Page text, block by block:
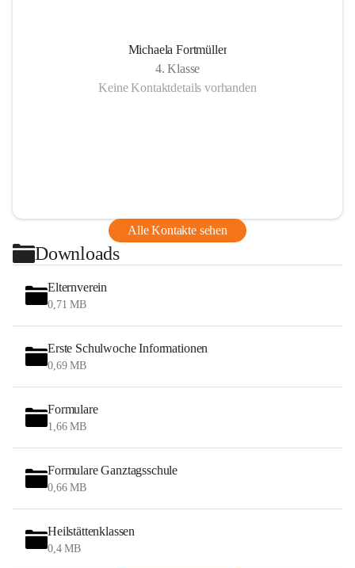
Michaela Fortmüller
4. Klasse
Keine Kontaktdetails vorhanden
Alle Kontakte sehen
Downloads
Elternverein
0,71 MB
Erste Schulwoche Informationen
0,69 MB
Formulare
1,66 MB
Formulare Ganztagsschule
0,66 MB
Heilstättenklassen
0,4 MB